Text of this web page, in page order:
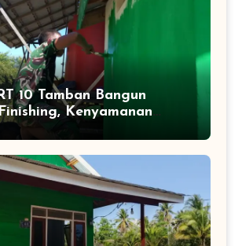
10 Tamban Bangun
Kenyamanan
Bertambah